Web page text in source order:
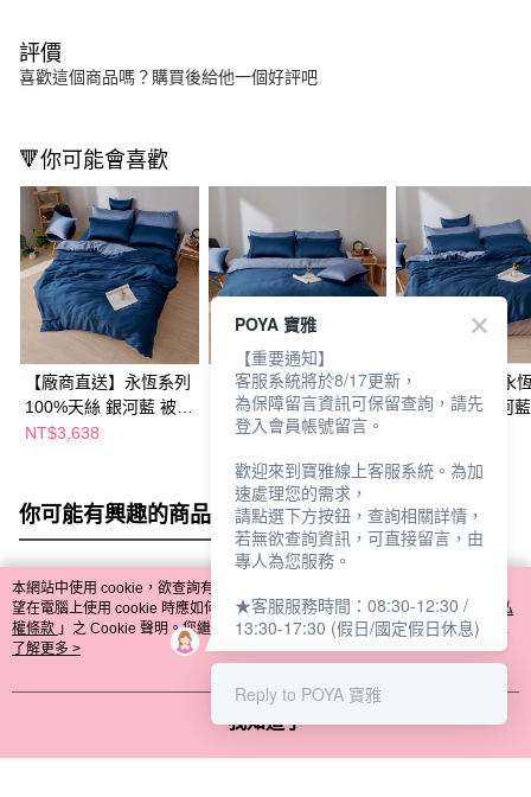
評價
喜歡這個商品嗎？購買後給他一個好評吧
🔻你可能會喜歡
【廠商直送】永恆系列
100%天絲 銀河藍 被套
床包組-加大
NT$3,638
【廠商直送】永恆系列
100%天絲 銀河藍 兩用
被套床包組-加大
NT$4,046
【廠商直送】永
100%天絲 銀河
你可能有興趣的商品 全站排行
熱門標籤
本網站中使用 cookie，欲查詢有關本網站使用 cookie 方式之詳情，及若您不希
望在電腦上使用 cookie 時應如何變更電腦的 cookie 設定，請參閱本網站「
隱私
權條款 」之 Cookie 聲明。您繼續使用本網站即表示您同意本公司得按本網站使
用條款之 Cookie 聲明使用 cookie。
了解更多 >
我知道了
POYA 寶雅
【重要通知】
客服系統將於8/17更新，
為保障留言資訊可保留查詢，請先
登入會員帳號留言。
歡迎來到寶雅線上客服系統。為加
速處理您的需求，
請點選下方按鈕，查詢相關詳情，
若無欲查詢資訊，可直接留言，由
專人為您服務。
★客服服務時間：08:30-12:30 /
13:30-17:30 (假日/國定假日休息)
Reply to POYA 寶雅